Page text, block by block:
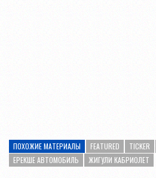
ПОХОЖИЕ МАТЕРИАЛЫ FEATURED TICKER
ЕРЕКШЕ АВТОМОБИЛЬ
ЖИГУЛИ КАБРИОЛЕТ